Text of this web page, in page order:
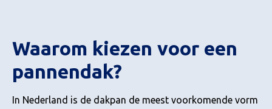
Waarom kiezen voor een
pannendak?
In Nederland is de dakpan de meest voorkomende vorm